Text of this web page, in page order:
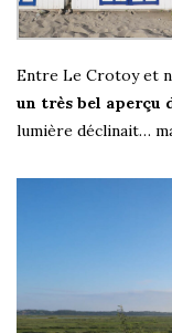
Entre Le Crotoy et
un très bel aperçu
lumière déclinait…